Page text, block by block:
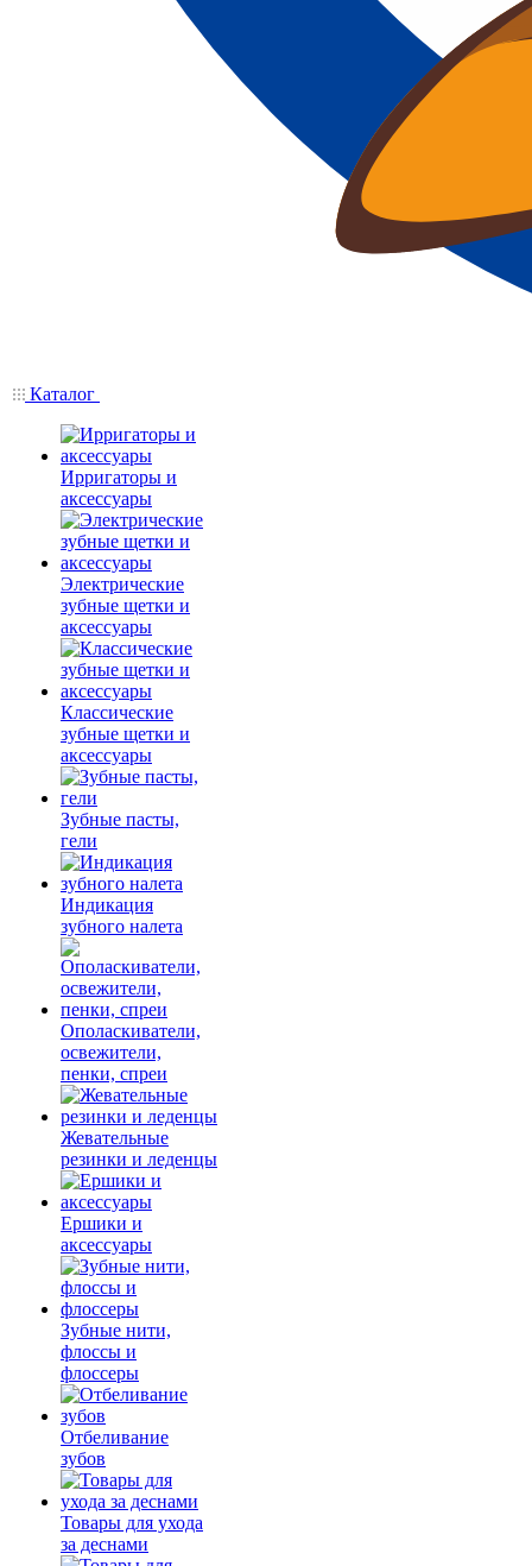
Каталог
Ирригаторы и
аксессуары
Электрические
зубные щетки и
аксессуары
Классические
зубные щетки и
аксессуары
Зубные пасты,
гели
Индикация
зубного налета
Ополаскиватели,
освежители,
пенки, спреи
Жевательные
резинки и леденцы
Ершики и
аксессуары
Зубные нити,
флоссы и
флоссеры
Отбеливание
зубов
Товары для ухода
за деснами